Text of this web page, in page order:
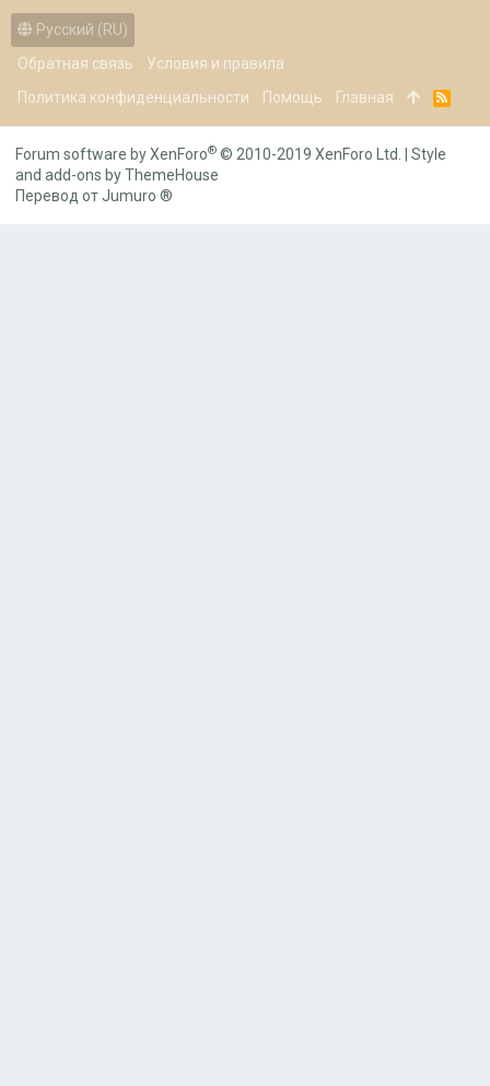
Русский (RU)
Обратная связь
Условия и правила
Политика конфиденциальности
Помощь Главная
R
Forum software by XenForo® © 2010-2019 XenForo Ltd.
Style
and add-ons by ThemeHouse
Перевод от Jumuro ®